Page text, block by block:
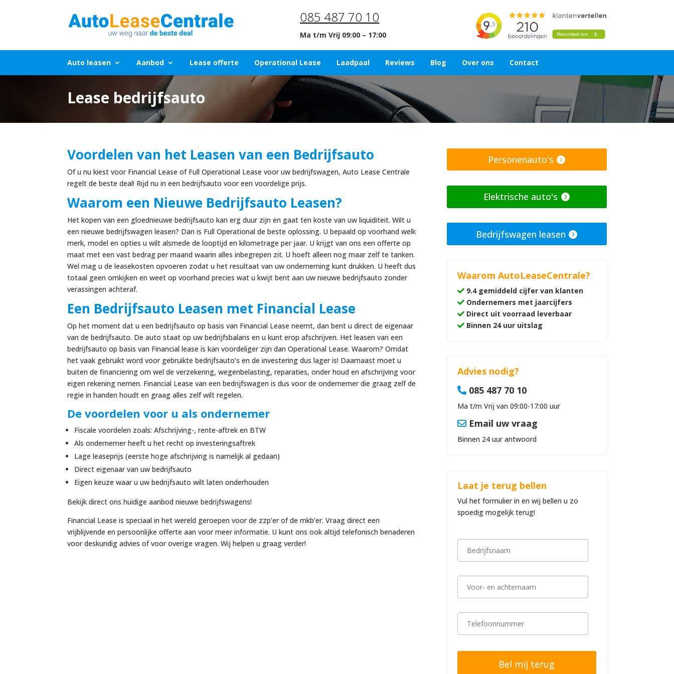
085 487 70 10
Ma t/m Vrij 09:00 – 17:00
Auto leasen Aanbod Lease offerte Operational Lease Laadpaal Reviews Blog Over ons Contact
Lease bedrijfsauto
Voordelen van het Leasen van een Bedrijfsauto
Of u nu kiest voor Financial Lease of Full Operational Lease voor uw bedrijfswagen, Auto Lease Centrale
regelt de beste deal! Rijd nu in een bedrijfsauto voor een voordelige prijs.
Waarom een Nieuwe Bedrijfsauto Leasen?
Het kopen van een gloednieuwe bedrijfsauto kan erg duur zijn en gaat ten koste van uw liquiditeit. Wilt u
een nieuwe bedrijfswagen leasen? Dan is Full Operational de beste oplossing. U bepaald op voorhand welk
merk, model en opties u wilt alsmede de looptijd en kilometrage per jaar. U krijgt van ons een offerte op
maat met een vast bedrag per maand waarin alles inbegrepen zit. U hoeft alleen nog maar zelf te tanken.
Wel mag u de leasekosten opvoeren zodat u het resultaat van uw onderneming kunt drukken. U heeft dus
totaal geen omkijken en weet op voorhand precies wat u kwijt bent aan uw nieuwe bedrijfsauto zonder
verassingen achteraf.
Een Bedrijfsauto Leasen met Financial Lease
Op het moment dat u een bedrijfsauto op basis van Financial Lease neemt, dan bent u direct de eigenaar
van de bedrijfsauto. De auto staat op uw bedrijfsbalans en u kunt erop afschrijven. Het leasen van een
bedrijfsauto op basis van Financial lease is kan voordeliger zijn dan Operational Lease. Waarom? Omdat
het vaak gebruikt word voor gebruikte bedrijfsauto’s en de investering dus lager is! Daarnaast moet u
buiten de financiering om wel de verzekering, wegenbelasting, reparaties, onder houd en afschrijving voor
eigen rekening nemen. Financial Lease van een bedrijfswagen is dus voor de ondernemer die graag zelf de
regie in handen houdt en graag alles zelf wilt regelen.
De voordelen voor u als ondernemer
Fiscale voordelen zoals: Afschrijving-, rente-aftrek en BTW
Als ondernemer heeft u het recht op investeringsaftrek
Lage leaseprijs (eerste hoge afschrijving is namelijk al gedaan)
Direct eigenaar van uw bedrijfsauto
Eigen keuze waar u uw bedrijfsauto wilt laten onderhouden
Bekijk direct ons huidige aanbod nieuwe bedrijfswagens!
Financial Lease is speciaal in het wereld geroepen voor de zzp’er of de mkb’er. Vraag direct een
vrijblijvende en persoonlijke offerte aan voor meer informatie. U kunt ons ook altijd telefonisch benaderen
voor deskundig advies of voor overige vragen. Wij helpen u graag verder!
Personenauto's
Elektrische auto's
Bedrijfswagen leasen
Waarom AutoLeaseCentrale?
9.4 gemiddeld cijfer van klanten
Ondernemers met jaarcijfers
Direct uit voorraad leverbaar
Binnen 24 uur uitslag
Advies nodig?
085 487 70 10
Ma t/m Vrij van 09:00-17:00 uur
Email uw vraag
Binnen 24 uur antwoord
Laat je terug bellen
Vul het formulier in en wij bellen u zo
spoedig mogelijk terug!
B
r
i
s
m
V
r
-
a
h
T
e